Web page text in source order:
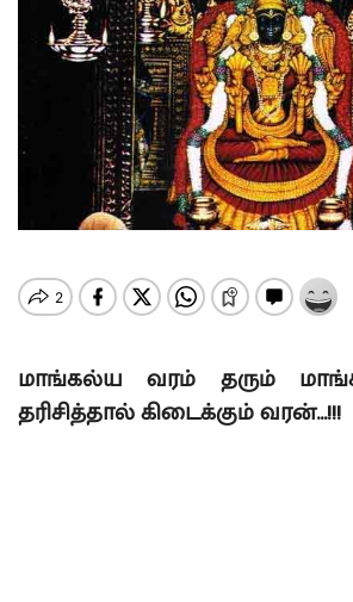
மாங்கல்ய வரம் தரும்
தரிசித்தால் கிடைக்கும் வரன்…!!!